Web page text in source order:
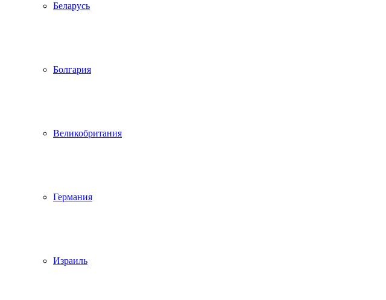
Беларусь
Болгария
Великобритания
Германия
Израиль